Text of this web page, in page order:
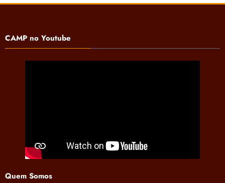
CAMP no Youtube
Quem Somos